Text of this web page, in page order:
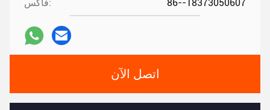
فاكس: 86--18373050607
اتصل الآن